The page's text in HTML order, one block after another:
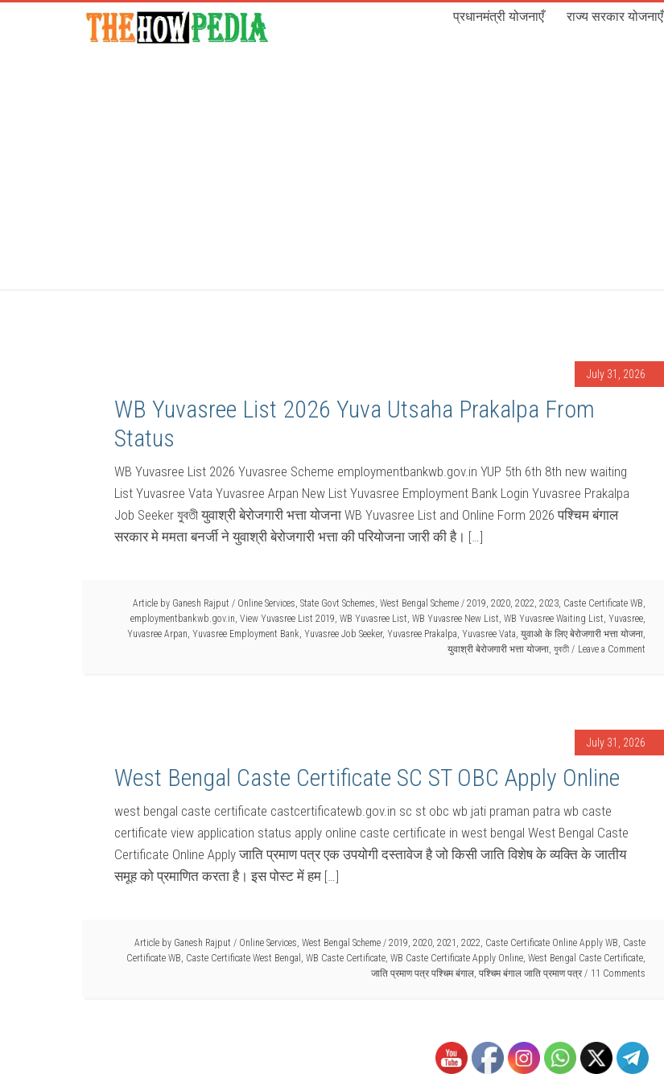
प्रधानमंत्री योजनाएँ राज्य सरकार योजनाएँ
July 31, 2026
WB Yuvasree List 2026 Yuva Utsaha Prakalpa From
Status
WB Yuvasree List 2026 Yuvasree Scheme employmentbankwb.gov.in YUP 5th 6th 8th new waiting
List Yuvasree Vata Yuvasree Arpan New List Yuvasree Employment Bank Login Yuvasree Prakalpa
Job Seeker যুবতী युवाश्री बेरोजगारी भत्ता योजना WB Yuvasree List and Online Form 2026 पश्चिम बंगाल
सरकार मे ममता बनर्जी ने युवाश्री बेरोजगारी भत्ता की परियोजना जारी की है। […]
Article by Ganesh Rajput / Online Services, State Govt Schemes, West Bengal Scheme / 2019, 2020, 2022, 2023, Caste Certificate WB,
employmentbankwb.gov.in, View Yuvasree List 2019, WB Yuvasree List, WB Yuvasree New List, WB Yuvasree Waiting List, Yuvasree,
Yuvasree Arpan, Yuvasree Employment Bank, Yuvasree Job Seeker, Yuvasree Prakalpa, Yuvasree Vata, युवाओ के लिए बेरोजगारी भत्ता योजना,
युवाश्री बेरोजगारी भत्ता योजना, যুবতী Leave a Comment
July 31, 2026
West Bengal Caste Certificate SC ST OBC Apply Online
west bengal caste certificate castcertificatewb.gov.in sc st obc wb jati praman patra wb caste
certificate view application status apply online caste certificate in west bengal West Bengal Caste
Certificate Online Apply जाति प्रमाण पत्र एक उपयोगी दस्तावेज है जो किसी जाति विशेष के व्यक्ति के जातीय
समूह को प्रमाणित करता है। इस पोस्ट में हम […]
Article by Ganesh Rajput / Online Services, West Bengal Scheme / 2019, 2020, 2021 , 2022, Caste Certificate Online Apply WB, Caste
Certificate WB, Caste Certificate West Bengal , WB Caste Certificate, WB Caste Certificate Apply Online, West Bengal Caste Certificate,
जाति प्रमाण पत्र पश्चिम बंगाल, पश्चिम बंगाल जाति प्रमाण पत्र 11 Comments